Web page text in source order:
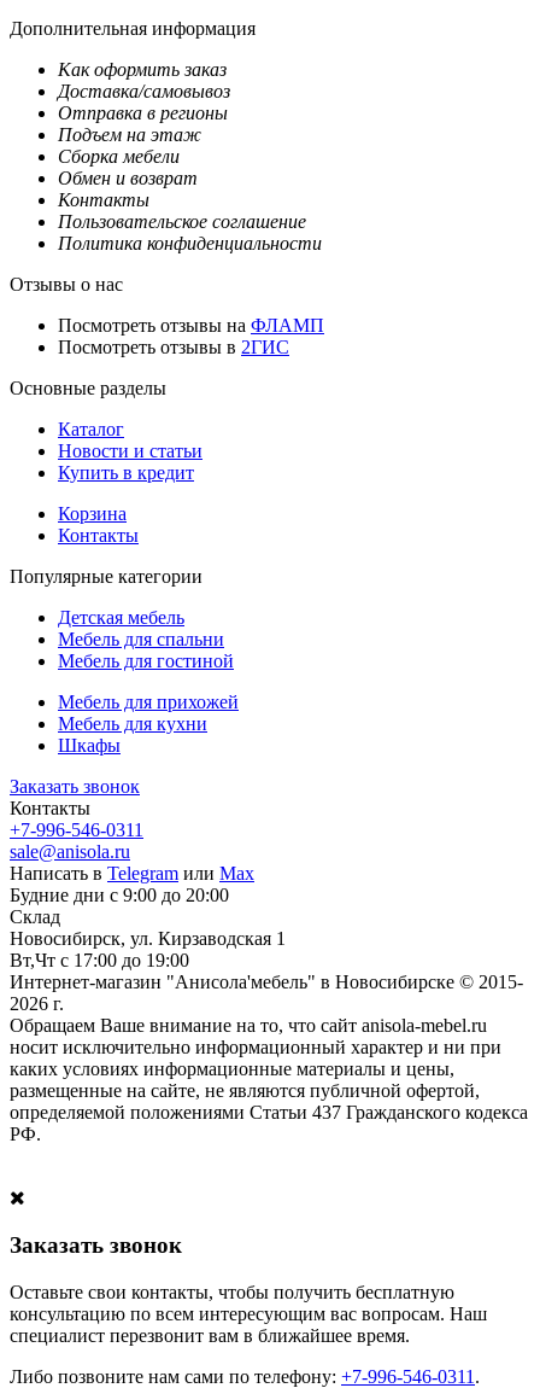
Дополнительная информация
Как оформить заказ
Доставка/самовывоз
Отправка в регионы
Подъем на этаж
Сборка мебели
Обмен и возврат
Контакты
Пользовательское соглашение
Политика конфиденциальности
Отзывы о нас
Посмотреть отзывы на ФЛАМП
Посмотреть отзывы в 2ГИС
Основные разделы
Каталог
Новости и статьи
Купить в кредит
Корзина
Контакты
Популярные категории
Детская мебель
Мебель для спальни
Мебель для гостиной
Мебель для прихожей
Мебель для кухни
Шкафы
Заказать звонок
Контакты
+7-996-546-0311
sale@anisola.ru
Написать в Telegram или Max
Будние дни с 9:00 до 20:00
Склад
Новосибирск, ул. Кирзаводская 1
Вт,Чт с 17:00 до 19:00
Интернет-магазин "Анисола'мебель" в Новосибирске © 2015-
2026 г.
Обращаем Ваше внимание на то, что сайт anisola-mebel.ru
носит исключительно информационный характер и ни при
каких условиях информационные материалы и цены,
размещенные на сайте, не являются публичной офертой,
определяемой положениями Статьи 437 Гражданского кодекса
РФ.
Заказать звонок
Оставьте свои контакты, чтобы получить бесплатную
консультацию по всем интересующим вас вопросам. Наш
специалист перезвонит вам в ближайшее время.
Либо позвоните нам сами по телефону: +7-996-546-0311 .